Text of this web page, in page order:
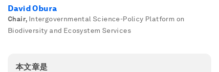
David Obura
Chair, Intergovernmental Science-Policy Platform on
Biodiversity and Ecosystem Services
本文章是